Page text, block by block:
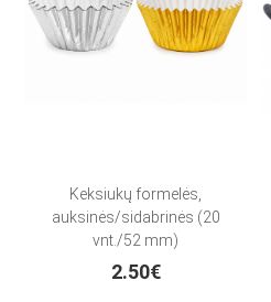
Keksiukų formelės,
auksinės/sidabrinės (20
vnt./52 mm)
2.50€